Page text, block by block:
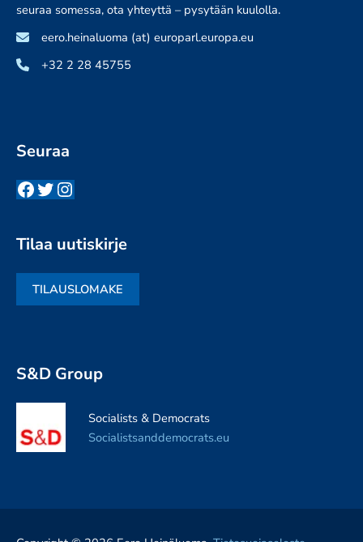
seuraa somessa, ota yhteyttä – pysytään kuulolla.
eero.heinaluoma (at) europarl.europa.eu
+32 2 28 45755
Seuraa
Facebook
Twitter
Instagram
Tilaa uutiskirje
TILAUSLOMAKE
S&D Group
Socialists & Democrats
Socialistsanddemocrats.eu